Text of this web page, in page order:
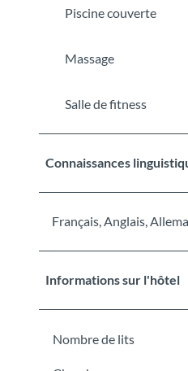
Piscine couverte
Massage
Salle de fitness
Connaissances
Français, Anglais,
Informations sur l'hôtel
Nombre de lits